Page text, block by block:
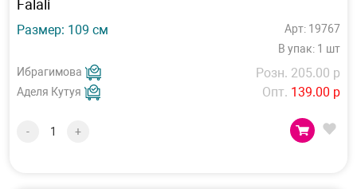
Falali
Размер: 109 см
Арт: 19767
В упак: 1 шт
Ибрагимова
Аделя Кутуя
Розн. 205.00 р
Опт. 139.00 р
- +